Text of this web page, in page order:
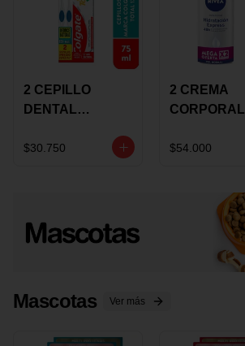
2 CEPILLO
DENTAL
+CREMA
$30.750
2 CREMA
CORPORAL
EXPRESS
OFERTA
$54.000
Mascotas Ver más